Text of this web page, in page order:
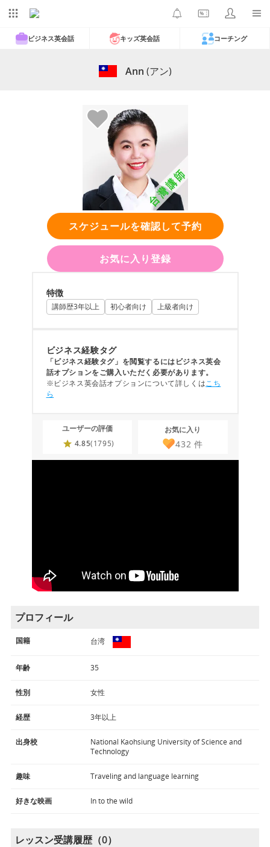
ビジネス英会話 キッズ英会話 コーチング
Ann (アン)
スケジュールを確認して予約
お気に入り登録
特徴
講師歴3年以上 初心者向け 上級者向け
ビジネス経験タグ
「ビジネス経験タグ」を閲覧するにはビジネス英会
話オプションをご購入いただく必要があります。
※ビジネス英会話オプションについて詳しくはこち
ら
ユーザーの評価
4.85(1795)
お気に入り
432 件
プロフィール
国籍 台湾
年齢 35
性別 女性
経歴 3年以上
出身校
National Kaohsiung University of Science and
Technology
趣味 Traveling and language learning
好きな映画 In to the wild
レッスン受講履歴（0）